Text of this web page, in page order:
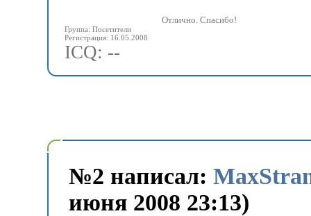
Группа: Посетители
Регистрация: 16.05.2008
Отлично. Спасибо!
ICQ: --
№2 написал:
июня 2008 23:13)